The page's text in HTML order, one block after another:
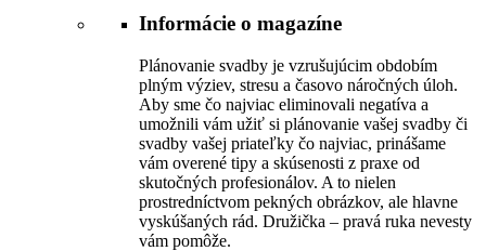
Informácie o magazíne
Plánovanie svadby je vzrušujúcim obdobím
plným výziev, stresu a časovo náročných úloh.
Aby sme čo najviac eliminovali negatíva a
umožnili vám užiť si plánovanie vašej svadby či
svadby vašej priateľky čo najviac, prinášame
vám overené tipy a skúsenosti z praxe od
skutočných profesionálov. A to nielen
prostredníctvom pekných obrázkov, ale hlavne
vyskúšaných rád. Družička – pravá ruka nevesty
vám pomôže.